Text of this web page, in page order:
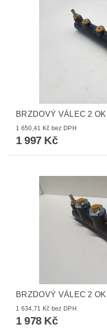
BRZDOVÝ VÁLEC 2
1 650,41 Kč bez DPH
1 997 Kč
BRZDOVÝ VÁLEC 2
1 634,71 Kč bez DPH
1 978 Kč